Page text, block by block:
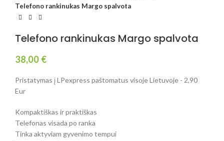
Telefono rankinukas Margo spalvota
Telefono rankinukas Margo spalvota
38,00 €
Pristatymas į LPexpress paštomatus visoje Lietuvoje - 2,90
Eur
Kompaktiškas ir praktiškas
Telefonas visada po ranka
Tinka aktyviam gyvenimo tempui